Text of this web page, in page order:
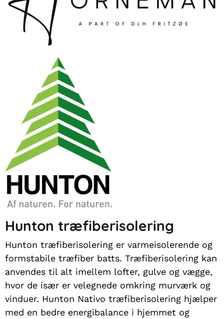
Hunton træfiberisolering
Hunton træfiberisolering er varmeisolerende og
formstabile træfiber batts. Træfiberisolering kan
anvendes til alt imellem lofter, gulve og vægge,
hvor de især er velegnede omkring murværk og
vinduer. Hunton Nativo træfiberisolering hjælper
med en bedre energibalance i hjemmet og